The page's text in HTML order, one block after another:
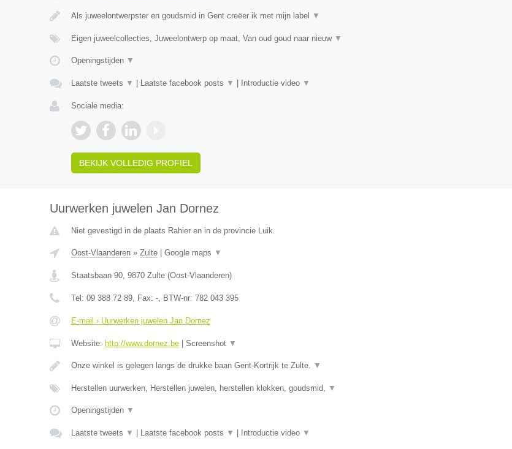
Als juweelontwerpster en goudsmid in Gent creëer ik met mijn label ▼
Eigen juweelcollecties, Juweelontwerp op maat, Van oud goud naar nieuw ▼
Openingstijden ▼
Laatste tweets ▼ Laatste facebook posts ▼ Introductie video ▼
Sociale media:
BEKIJK VOLLEDIG PROFIEL
Uurwerken juwelen Jan Dornez
Niet gevestigd in de plaats Rahier en in de provincie Luik.
Oost-Vlaanderen» Zulte| Google maps ▼
Staatsbaan 90, 9870 Zulte(Oost-Vlaanderen)
Tel: 09 388 72 89, Fax: -, BTW-nr: 782 043 395
E-mail › Uurwerken juwelen Jan Dornez
Website: http://www.dornez.be| Screenshot ▼
Onze winkel is gelegen langs de drukke baan Gent-Kortrijk te Zulte. ▼
Herstellen uurwerken, Herstellen juwelen, herstellen klokken, goudsmid, ▼
Openingstijden ▼
Laatste tweets ▼ Laatste facebook posts ▼ Introductie video ▼